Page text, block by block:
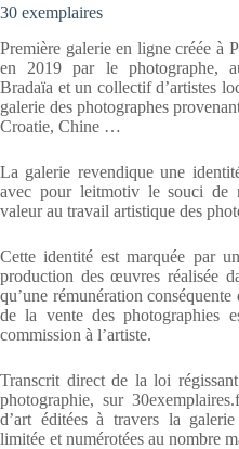
30 exemplaires
Première galerie en ligne créée à
en 2019 par le photographe,
Bradaïa et un collectif d’artistes
galerie des photographes
Croatie, Chine …
La galerie revendique une
avec pour leitmotiv le souci de
valeur au travail artistique des
Cette identité est marquée par
production des œuvres réalisée
qu’une rémunération
de la vente des photographies
commission à l’artiste.
Transcrit direct de la loi
photographie, sur
d’art éditées à travers la
limitée et numérotées au nombre